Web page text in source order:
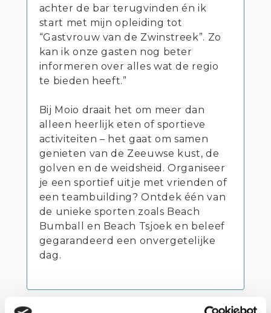
achter de bar terugvinden én ik
start met mijn opleiding tot
“Gastvrouw van de Zwinstreek”. Zo
kan ik onze gasten nog beter
informeren over alles wat de regio
te bieden heeft.”
Bij Moio draait het om meer dan
alleen heerlijk eten of sportieve
activiteiten – het gaat om samen
genieten van de Zeeuwse kust, de
golven en de weidsheid. Organiseer
je een sportief uitje met vrienden of
een teambuilding? Ontdek één van
de unieke sporten zoals Beach
Bumball en Beach Tsjoek en beleef
gegarandeerd een onvergetelijke
dag.